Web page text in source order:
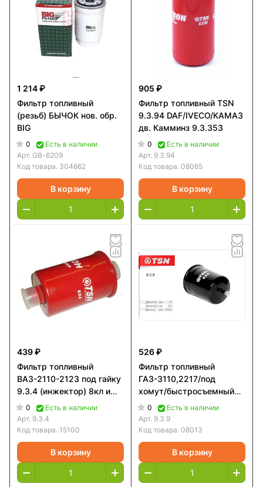
1 214 ₽
Фильтр топливный
(резьб) БЫЧОК нов. обр.
BIG
0
Есть в наличии
Арт. GB-6209
Код товара. 304662
В корзину
905 ₽
Фильтр топливный TSN
9.3.94 DAF/IVECO/КАМАЗ
дв. Камминз 9.3.353
0
Есть в наличии
Арт. 9.3.94
Код товара. 08065
В корзину
439 ₽
Фильтр топливный
ВАЗ-2110-2123 под гайку
9.3.4 (инжектор) 8кл и
16кл.
0
Есть в наличии
Арт. 9.3.4
Код товара. 15100
В корзину
526 ₽
Фильтр топливный
ГАЗ-3110,2217/под
хомут/быстросъемный
TSN
0
Есть в наличии
Арт. 9.3.9
Код товара. 08013
В корзину